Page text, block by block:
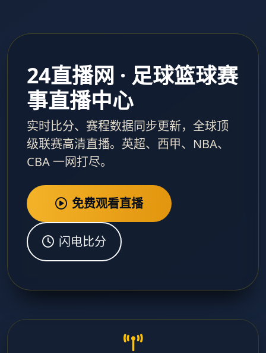
24直播网 · 足球篮球赛
事直播中心
实时比分、赛程数据同步更新，全球顶
级联赛高清直播。英超、西甲、NBA、
CBA 一网打尽。
免费观看直播
闪电比分